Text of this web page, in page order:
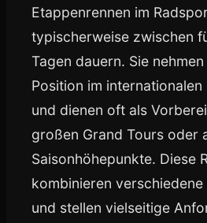
Etappenrennen im
typischerweise zwischen
Tagen dauern. Sie
Position im internationalen
und dienen oft als
großen Grand Tours oder
Saisonhöhepunkte. Diese
kombinieren
und stellen vielseitige